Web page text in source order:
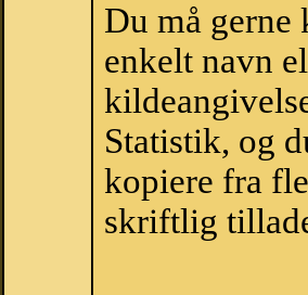
Du må gerne
enkelt navn
Statistik, og
kopiere fra
skriftlig